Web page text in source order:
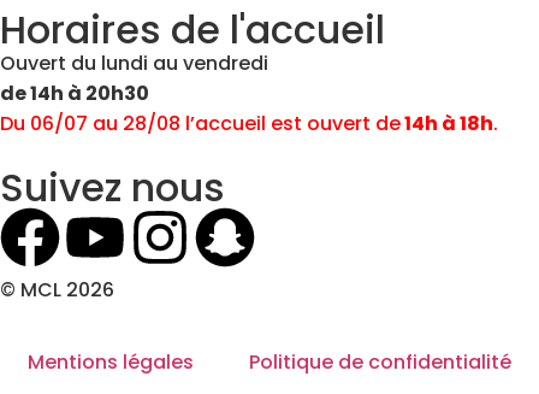
Horaires de l'accueil
Ouvert du lundi au vendredi
de 14h à 20h30
Du 06/07 au 28/08 l’accueil est ouvert de14h à 18h.
Suivez nous
© MCL 2026
Mentions légales Politique de confidentialité